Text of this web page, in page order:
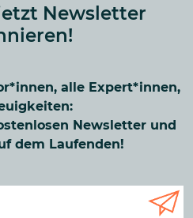
Newsletter
alle Expert*innen,
Newsletter und
dem Laufenden!